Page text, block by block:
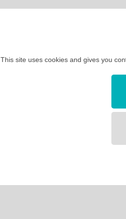
This site uses cookies and gives you